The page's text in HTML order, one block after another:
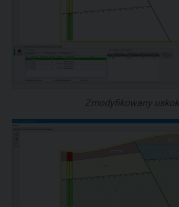
Zmodyfikowany uskok